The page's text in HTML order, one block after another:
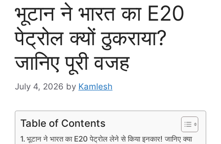
भूटान ने भारत का E20
पेट्रोल क्यों ठुकराया?
जानिए पूरी वजह
July 4, 2026 by Kamlesh
Table of Contents
भूटान ने भारत का E20 पेट्रोल लेने से किया इनकार! जानिए क्या